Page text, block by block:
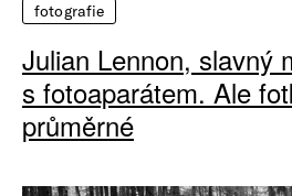
fotografie
Julian Lennon, slavný
s fotoaparátem. Ale
průměrné